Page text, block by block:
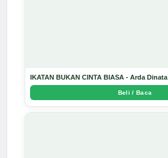
IKATAN BUKAN CINTA BIASA - Arda Dinata
Beli / Baca